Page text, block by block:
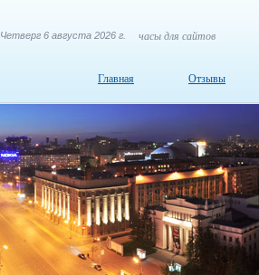
Четверг 6 августа 2026 г. часы для сайтов
Главная Отзывы